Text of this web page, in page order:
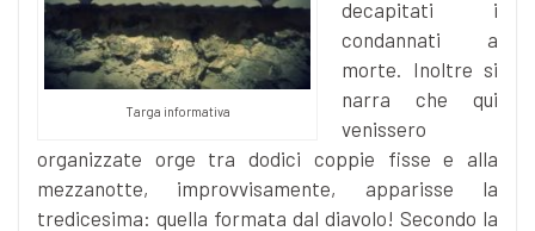
Targa informativa
decapitati i
condannati a
morte. Inoltre si
narra che qui
venissero
organizzate orge tra dodici coppie fisse e alla
mezzanotte, improvvisamente, apparisse la
tredicesima: quella formata dal diavolo! Secondo la